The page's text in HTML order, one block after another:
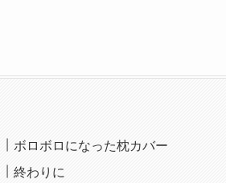
ボロボロになった枕カバー
終わりに